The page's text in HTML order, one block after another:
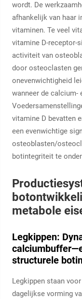
wordt. De
afhankelijk van haar
vitaminen. Te veel
vitamine D-receptor-
activiteit van
door osteoclasten
onevenwichtigheid
wanneer de calcium-
vitamine D bevatten
een evenwichtige
osteoblasten/
botintegriteit te
metabole
Legkippen:
structurele
Legkippen staan
dagelijkse vorming